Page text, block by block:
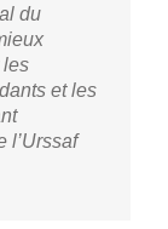
du
les
et les
l’Urssaf